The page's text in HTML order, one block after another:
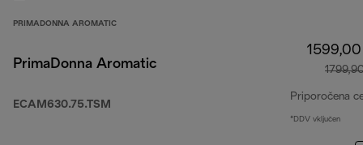
PRIMADONNA AROMATIC
PrimaDonna Aromatic
ECAM630.75.TSM
Priporočena
*DDV vključen